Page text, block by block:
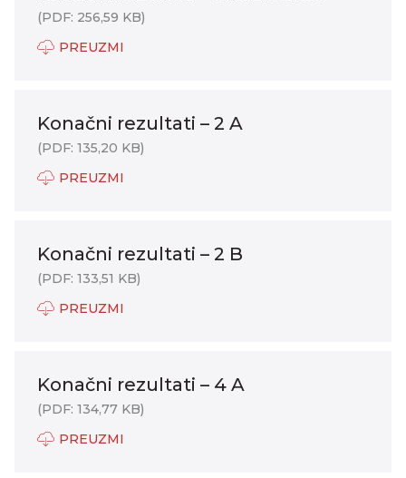
(PDF: 256,59 KB)
PREUZMI
Konačni rezultati – 2 A
(PDF: 135,20 KB)
PREUZMI
Konačni rezultati – 2 B
(PDF: 133,51 KB)
PREUZMI
Konačni rezultati – 4 A
(PDF: 134,77 KB)
PREUZMI